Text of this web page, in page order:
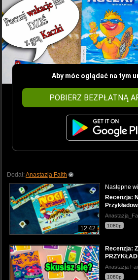
Aby móc oglądać na tym
POBIERZ BEZPŁATNĄ
Dodał:Anastazja Faith
12:42
Następne
Recenzja:
1080p
Recenzja:
Anastazja
1080p